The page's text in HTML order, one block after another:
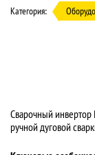
Категория:
Сварочный инвертор
ручной дуговой